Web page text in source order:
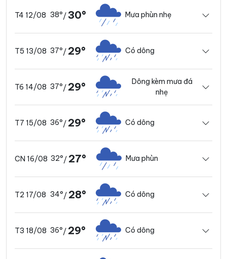
T4 12/08 38°/30° Mưa phùn nhẹ
T5 13/08 37°/ 29° Có dông
T6 14/08 37°/ 29°
Dông kèm mưa đá
nhẹ
T7 15/08 36°/ 29° Có dông
CN 16/08 32°/ 27° Mưa phùn
T2 17/08 34°/ 28° Có dông
T3 18/08 36°/ 29° Có dông